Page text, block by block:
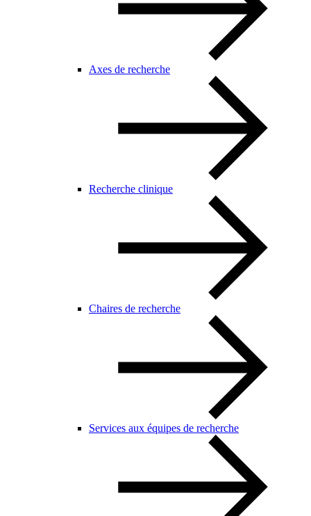
Axes de recherche
Recherche clinique
Chaires de recherche
Services aux équipes de recherche